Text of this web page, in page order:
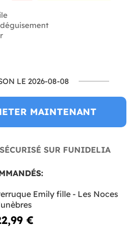
LE 2026-08-08
MAINTENANT
SUR FUNIDELIA
Emily fille - Les Noces
€